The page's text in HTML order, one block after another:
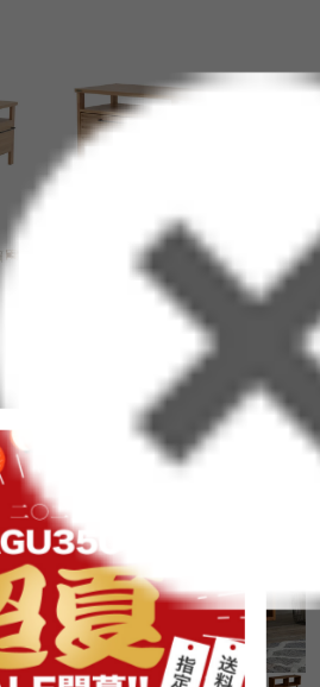
Lafika ローボード 幅120cm
件
¥20,485